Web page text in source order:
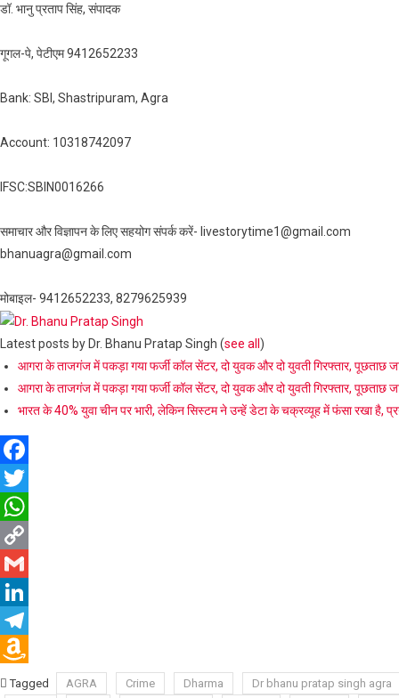
डॉ. भानु प्रताप सिंह, संपादक
गूगल-पे, पेटीएम 9412652233
Bank: SBI, Shastripuram, Agra
Account: 10318742097
IFSC:SBIN0016266
समाचार और विज्ञापन के लिए सहयोग संपर्क करें- livestorytime1@gmail.com
bhanuagra@gmail.com
मोबाइल- 9412652233, 8279625939
Latest posts by Dr. Bhanu Pratap Singh (see all)
आगरा के ताजगंज में पकड़ा गया फर्जी कॉल सेंटर, दो युवक और दो युवती गिरफ्तार, पूछताछ
आगरा के ताजगंज में पकड़ा गया फर्जी कॉल सेंटर, दो युवक और दो युवती गिरफ्तार, पूछताछ
भारत के 40% युवा चीन पर भारी, लेकिन सिस्टम ने उन्हें डेटा के चक्रव्यूह में फंसा रखा है,
Facebook
Twitter
WhatsApp
Copy
Link
Gmail
LinkedIn
Telegram
Amazon
Tagged AGRA Crime Dharma Dr bhanu pratap singh agra